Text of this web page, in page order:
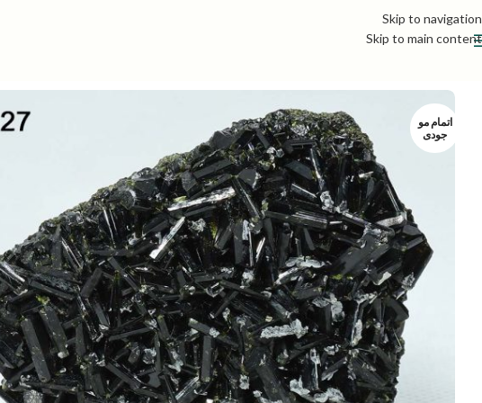
Skip to navigation
Skip to main content
اتمام مو
جودی